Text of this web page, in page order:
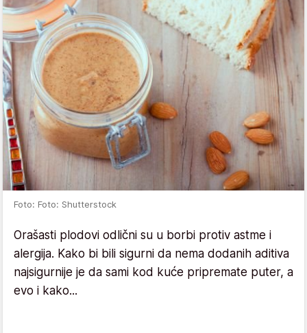
Foto: Foto: Shutterstock
Orašasti plodovi odlični su u borbi protiv astme i
alergija. Kako bi bili sigurni da nema dodanih aditiva
najsigurnije je da sami kod kuće pripremate puter, a
evo i kako...